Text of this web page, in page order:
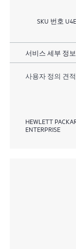
SKU 번호
서비스 세부 정
사용자 정의 견
HEWLETT
ENTERPRISE